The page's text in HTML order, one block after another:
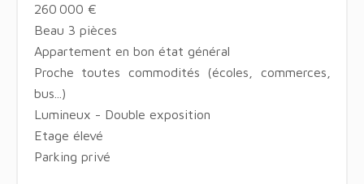
260 000 €
Beau 3 pièces
Appartement en bon état général
Proche toutes commodités (écoles, commerces,
bus...)
Lumineux - Double exposition
Etage élevé
Parking privé